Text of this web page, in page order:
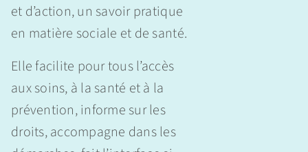
et d’action, un savoir pratique
en matière sociale et de santé.
Elle facilite pour tous l’accès
aux soins, à la santé et à la
prévention, informe sur les
droits, accompagne dans les